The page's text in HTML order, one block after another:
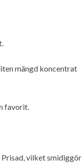
mängd koncentrat
favorit.
vilket smidiggör